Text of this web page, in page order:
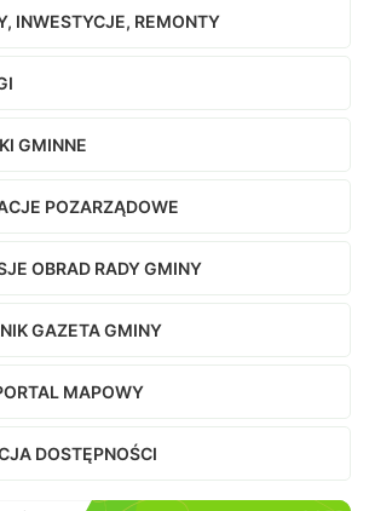
INWESTYCJE, REMONTY
GMINNE
POZARZĄDOWE
OBRAD RADY GMINY
GAZETA GMINY
MAPOWY
DOSTĘPNOŚCI